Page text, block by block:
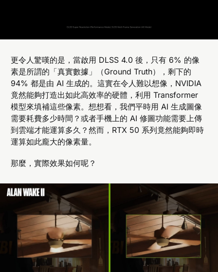
更令人驚嘆的是，當啟用 DLSS 4.0 後，只有 6% 的像
素是所謂的「真實數據」（Ground Truth），剩下的
94% 都是由 AI 生成的。這實在令人難以想像，NVIDIA
竟然能夠打造出如此高效率的硬體，利用 Transformer
模型來填補這些像素。想想看，我們平時用 AI 生成圖像
需要耗費多少時間？或者手機上的 AI 修圖功能需要上傳
到雲端才能運算多久？然而，RTX 50 系列竟然能夠即時
運算如此龐大的像素量。
那麼，實際效果如何呢？